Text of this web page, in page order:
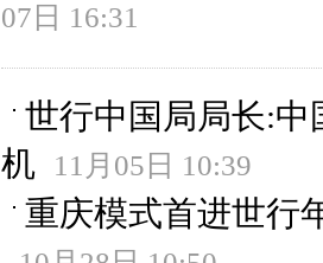
07日 16:31
世行中国局局长:
机
11月05日 10:39
重庆模式首进世行